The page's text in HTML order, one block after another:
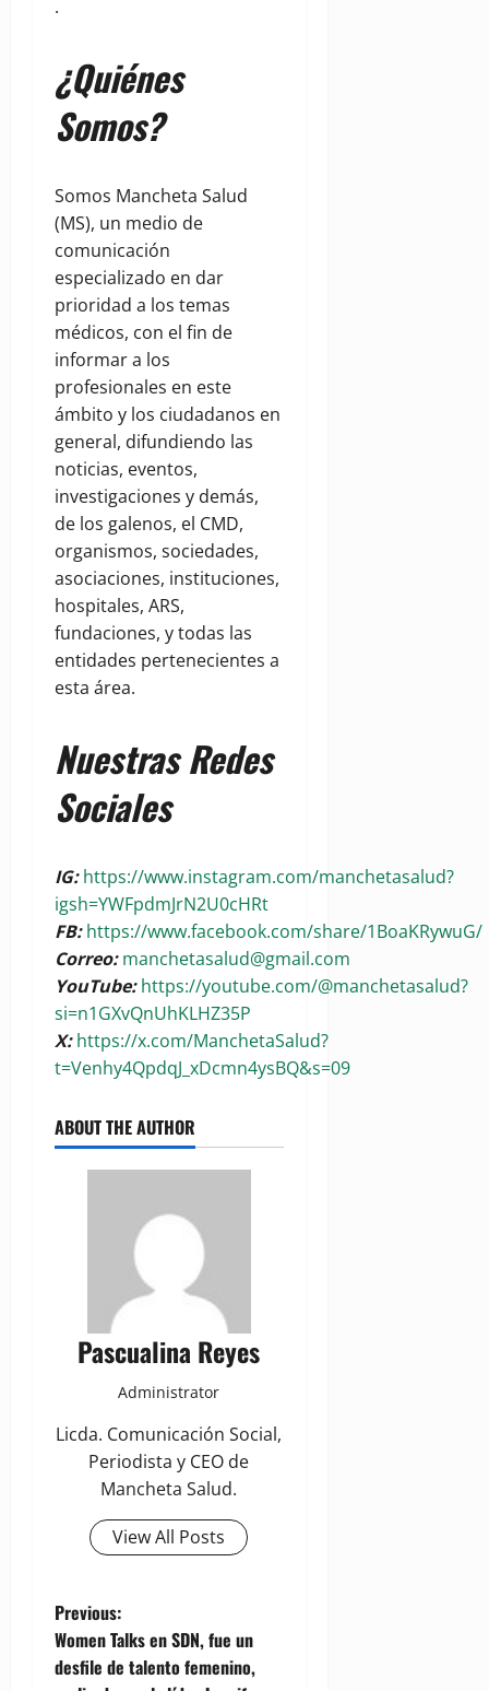
.
¿Quiénes
Somos?
Somos Mancheta Salud
(MS), un medio de
comunicación
especializado en dar
prioridad a los temas
médicos, con el fin de
informar a los
profesionales en este
ámbito y los ciudadanos en
general, difundiendo las
noticias, eventos,
investigaciones y demás,
de los galenos, el CMD,
organismos, sociedades,
asociaciones, instituciones,
hospitales, ARS,
fundaciones, y todas las
entidades pertenecientes a
esta área.
Nuestras Redes
Sociales
IG:https://www.instagram.com/manchetasalud?
igsh=YWFpdmJrN2U0cHRt
FB:https://www.facebook.com/share/1BoaKRywuG/
Correo:manchetasalud@gmail.com
YouTube: https://youtube.com/@manchetasalud?
si=n1GXvQnUhKLHZ35P
X:https://x.com/ManchetaSalud?
t=Venhy4QpdqJ_xDcmn4ysBQ&s=09
ABOUT THE AUTHOR
Pascualina Reyes
Administrator
Licda. Comunicación Social,
Periodista y CEO de
Mancheta Salud.
View All Posts
P
o
Previous:
Women Talks en SDN, fue un
desfile de talento femenino,